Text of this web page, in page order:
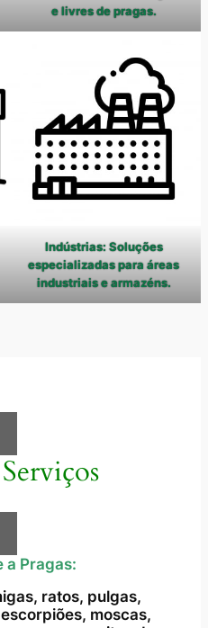
e livres de pragas.
Indústrias: Soluções
especializadas para áreas
industriais e armazéns.
a Pragas:
ratos, pulgas,
moscas,